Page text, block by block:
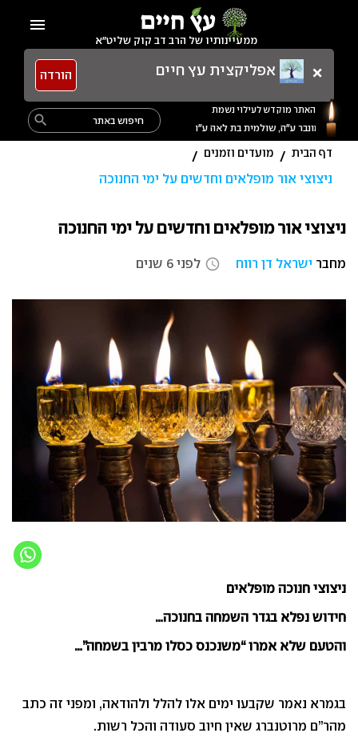
content
ממעיינותיו של הרב דב קוק שליט"א
menu
× אפליקצית עץ חיים הורדה
Search
for:
search
האתר מוקדש לעילוי נשמת
דף הבית / מועדים וזמנים /
ניצוצי אור מופלאים וחדשים על ימי החנוכה
ניצוצי אור מופלאים וחדשים על ימי החנוכה
מחבר ישראל דן רווח access_time לפני 6 שנים
ניצוצי חנוכה מופלאים
חידוש נפלא בגדר השמחה בחנוכה…
והטעם שלא אמרו “משנכנס כסלו מרבין בשמחה”…
בגמרא נאמר שקבעו ימים אלו להלל ולהודאה, ומפני זה כתב
מהר”ם מרוטנברג שאין חיוב סעודה והכל רשות.